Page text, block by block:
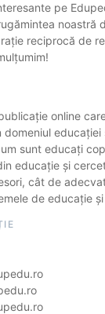
pe
noastră
reciprocă de
online
educației
sunt educați
educație și
cât de
de educație